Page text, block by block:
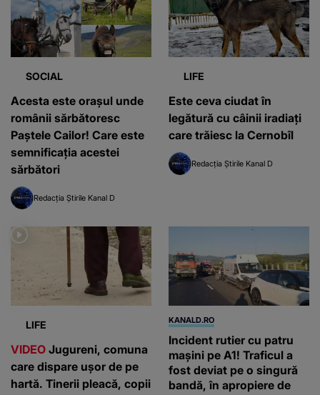
SOCIAL
Acesta este orașul unde
românii sărbătoresc
Paştele Cailor! Care este
semnificația acestei
sărbători
Redacția Știrile Kanal D
LIFE
Este ceva ciudat în
legătură cu câinii iradiați
care trăiesc la Cernobîl
Redacția Știrile Kanal D
LIFE
VIDEO Jugureni, comuna
care dispare ușor de pe
hartă. Tinerii pleacă, copii
KANALD.RO
Incident rutier cu patru
mașini pe A1! Traficul a
fost deviat pe o singură
bandă, în apropiere de